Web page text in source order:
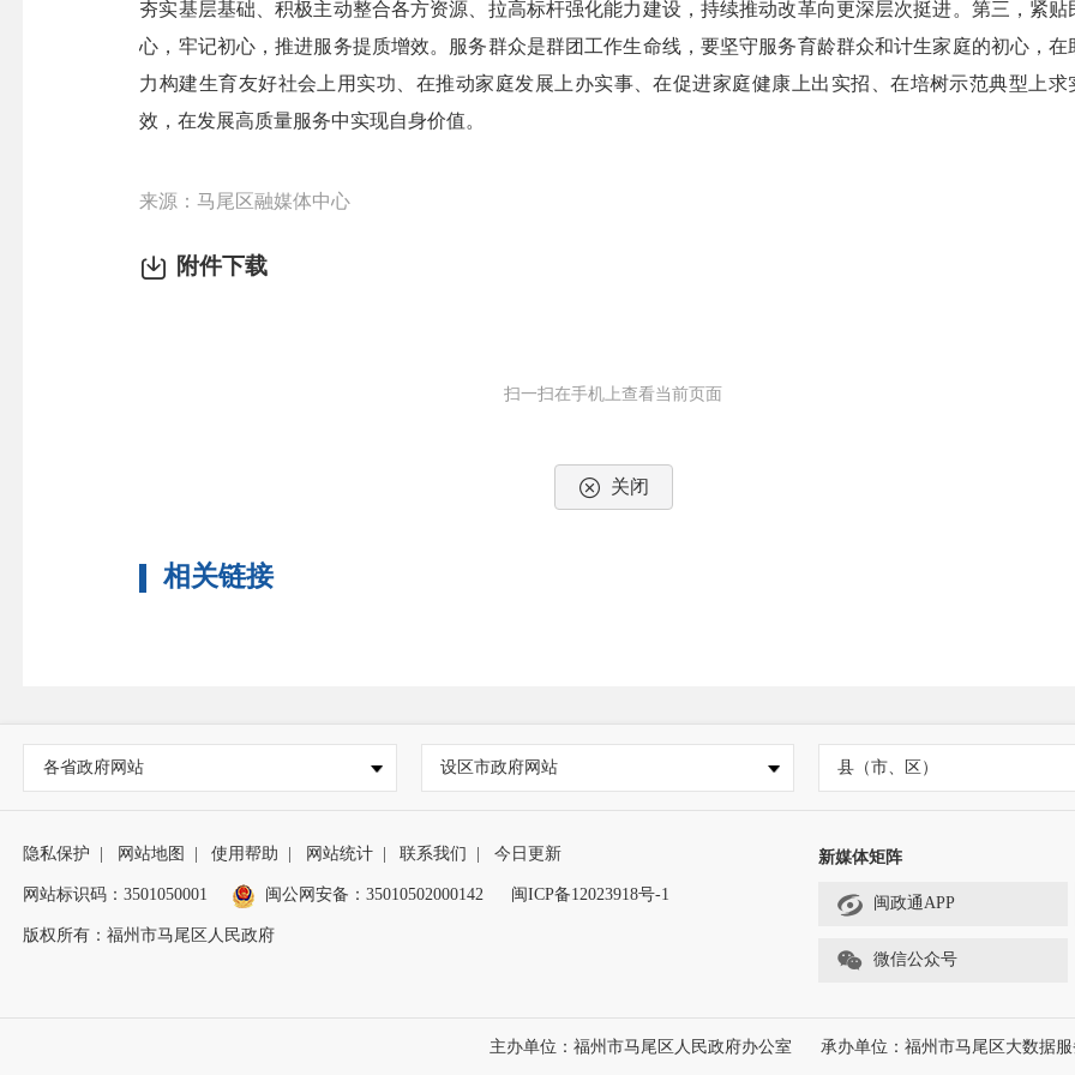
夯实基层基础、积极主动整合各方资源、拉高标杆强化能力建设，持续推动改革向更深层次挺进。第三，紧贴
心，牢记初心，推进服务提质增效。服务群众是群团工作生命线，要坚守服务育龄群众和计生家庭的初心，在
力构建生育友好社会上用实功、在推动家庭发展上办实事、在促进家庭健康上出实招、在培树示范典型上求
效，在发展高质量服务中实现自身价值。
来源：马尾区融媒体中心
附件下载
扫一扫在手机上查看当前页面
关闭
相关链接
各省政府网站 设区市政府网站 县（市、区）
隐私保护 网站地图 使用帮助 网站统计 联系我们 今日更新
网站标识码：3501050001 闽公网安备：35010502000142 闽ICP备12023918号-1
版权所有：福州市马尾区人民政府
新媒体矩阵
闽政通APP
微信公众号
主办单位：福州市马尾区人民政府办公室 承办单位：福州市马尾区大数据